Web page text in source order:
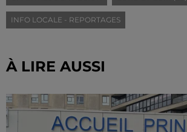
INFO LOCALE - REPORTAGES
À LIRE AUSSI